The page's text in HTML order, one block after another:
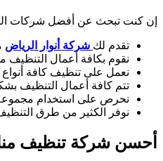
إن كنت تبحث عن أفضل شركات
تقدم لك شركة أنوار الرياض
نقوم بكافة أعمال التنظيف
نعمل على تنظيف كافة أنواع
تتم كافة أعمال التنظيف
نحرص على استخدام مجموعة
نوفر الكثير من طرق
أحسن شركة تنظيف